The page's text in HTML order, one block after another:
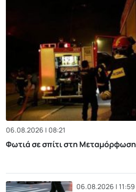
06.08.2026 | 08:21
Φωτιά σε σπίτι στη Μεταμόρφωση
06.08.2026 | 11:59